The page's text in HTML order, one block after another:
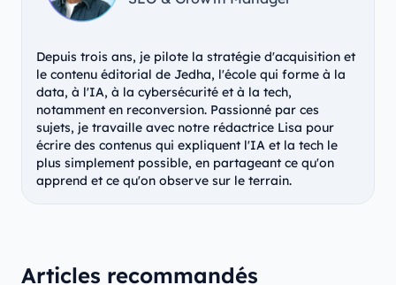
Depuis trois ans, je pilote la stratégie d'acquisition et
le contenu éditorial de Jedha, l'école qui forme à la
data, à l'IA, à la cybersécurité et à la tech,
notamment en reconversion. Passionné par ces
sujets, je travaille avec notre rédactrice Lisa pour
écrire des contenus qui expliquent l'IA et la tech le
plus simplement possible, en partageant ce qu'on
apprend et ce qu'on observe sur le terrain.
Articles recommandés